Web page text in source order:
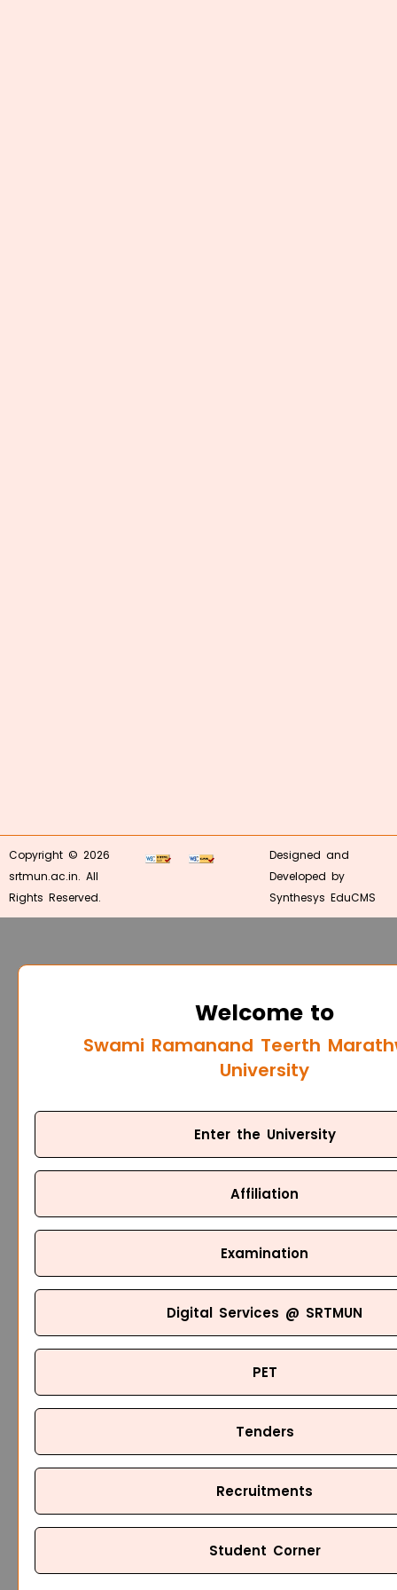
Copyright © 2026
srtmun.ac.in. All
Rights Reserved.
Designed and
Developed by
Synthesys EduCMS
Welcome to
Swami Ramanand Teerth
University
Enter the University
Affiliation
Examination
Digital Services @ SRTMUN
PET
Tenders
Recruitments
Student Corner